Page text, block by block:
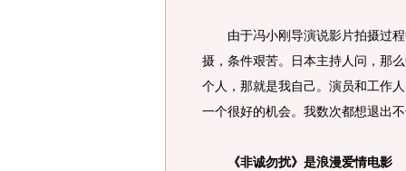
由于冯小刚导演说影片拍摄过程
摄，条件艰苦。日本主持人问，那
个人，那就是我自己。演员和工作
一个很好的机会。我数次都想退出
《非诚勿扰》是浪漫爱情电影